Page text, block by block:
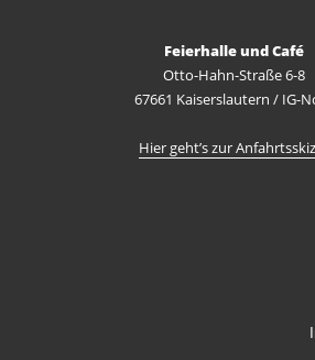
Feierhalle und Café
Otto-Hahn-Straße 6-8
67661 Kaiserslautern / IG-
Hier geht’s zur